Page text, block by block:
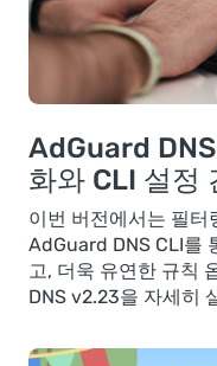
AdGuard
화와 CLI 설정
이번 버전에서는 필터
AdGuard DNS CLI를
고, 더욱 유연한 규칙
DNS v2.23을 자세히